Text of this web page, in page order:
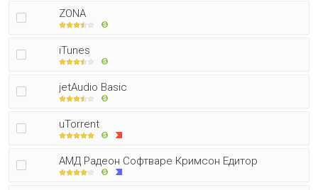
ZONA
iTunes
jetAudio Basic
uTorrent
АМД Радеон Софтваре Кримсон Едитор